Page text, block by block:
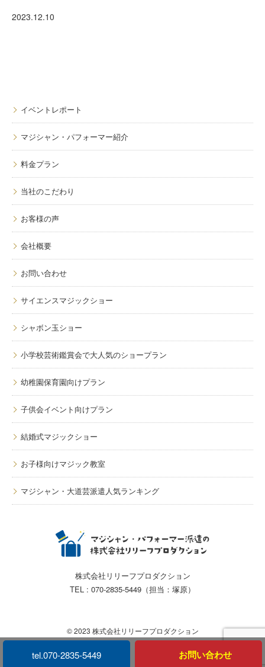
2023.12.10
イベントレポート
マジシャン・パフォーマー紹介
料金プラン
当社のこだわり
お客様の声
会社概要
お問い合わせ
サイエンスマジックショー
シャボン玉ショー
小学校芸術鑑賞会で大人気のショープラン
幼稚園保育園向けプラン
子供会イベント向けプラン
結婚式マジックショー
お子様向けマジック教室
マジシャン・大道芸派遣人気ランキング
株式会社リリーフプロダクション
TEL : 070-2835-5449（担当：塚原）
© 2023 株式会社リリーフプロダクション
tel.070-2835-5449 お問い合わせ